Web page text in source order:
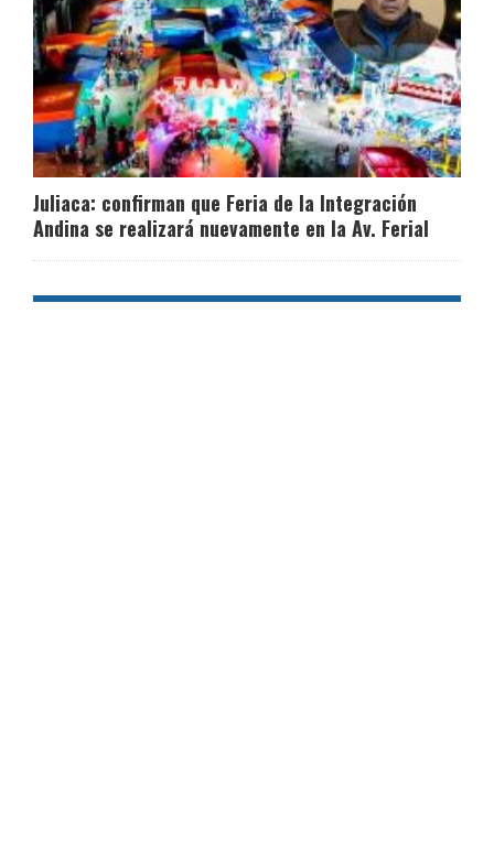
Juliaca: confirman que Feria de la Integración
Andina se realizará nuevamente en la Av. Ferial